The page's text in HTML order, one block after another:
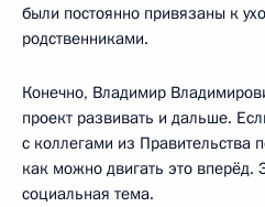
были постоянно привязаны к
родственниками.
Конечно, Владимир
проект развивать и дальше.
с коллегами из Правительства
как можно двигать это вперёд.
социальная тема.